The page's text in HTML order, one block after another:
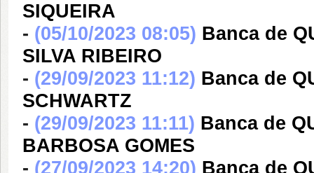
SIQUEIRA
- (05/10/2023 08:05) Banca de
SILVA RIBEIRO
- (29/09/2023 11:12) Banca de
SCHWARTZ
- (29/09/2023 11:11) Banca de
BARBOSA GOMES
- (27/09/2023 14:20) Banca de